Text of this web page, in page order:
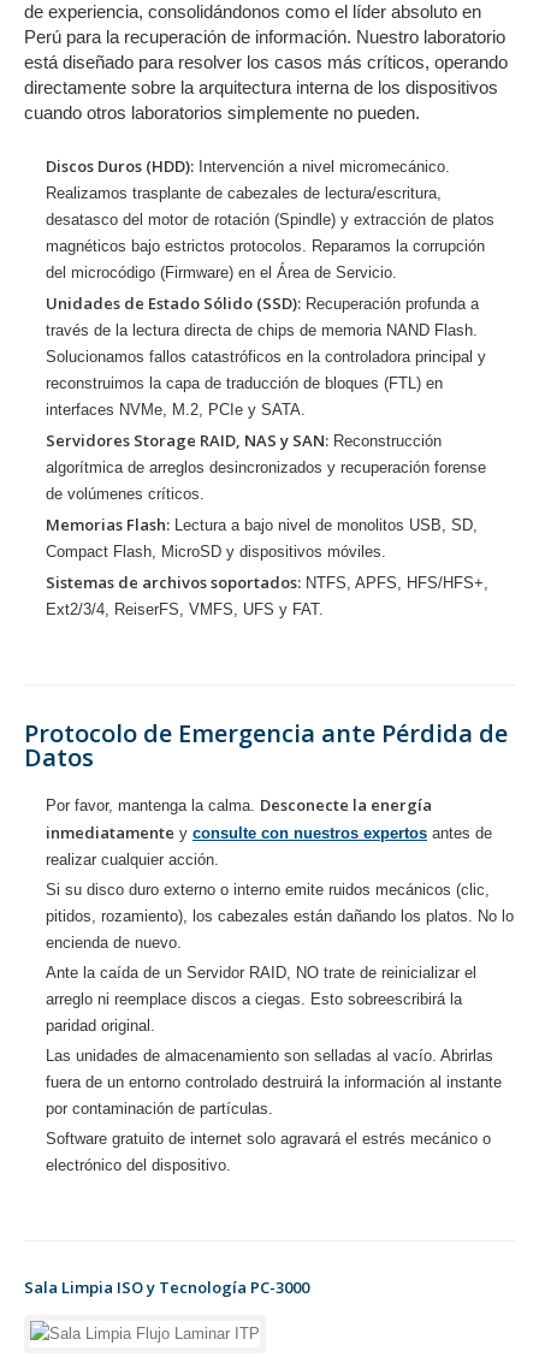
de experiencia, consolidándonos como el líder absoluto en
Perú para la recuperación de información. Nuestro laboratorio
está diseñado para resolver los casos más críticos, operando
directamente sobre la arquitectura interna de los dispositivos
cuando otros laboratorios simplemente no pueden.
Discos Duros (HDD): Intervención a nivel micromecánico.
Realizamos trasplante de cabezales de lectura/escritura,
desatasco del motor de rotación (Spindle) y extracción de platos
magnéticos bajo estrictos protocolos. Reparamos la corrupción
del microcódigo (Firmware) en el Área de Servicio.
Unidades de Estado Sólido (SSD): Recuperación profunda a
través de la lectura directa de chips de memoria NAND Flash.
Solucionamos fallos catastróficos en la controladora principal y
reconstruimos la capa de traducción de bloques (FTL) en
interfaces NVMe, M.2, PCIe y SATA.
Servidores Storage RAID, NAS y SAN: Reconstrucción
algorítmica de arreglos desincronizados y recuperación forense
de volúmenes críticos.
Memorias Flash: Lectura a bajo nivel de monolitos USB, SD,
Compact Flash, MicroSD y dispositivos móviles.
Sistemas de archivos soportados: NTFS, APFS, HFS/HFS+,
Ext2/3/4, ReiserFS, VMFS, UFS y FAT.
Protocolo de Emergencia ante Pérdida de
Datos
Por favor, mantenga la calma. Desconecte la energía
inmediatamente y consulte con nuestros expertos antes de
realizar cualquier acción.
Si su disco duro externo o interno emite ruidos mecánicos (clic,
pitidos, rozamiento), los cabezales están dañando los platos. No lo
encienda de nuevo.
Ante la caída de un Servidor RAID, NO trate de reinicializar el
arreglo ni reemplace discos a ciegas. Esto sobreescribirá la
paridad original.
Las unidades de almacenamiento son selladas al vacío. Abrirlas
fuera de un entorno controlado destruirá la información al instante
por contaminación de partículas.
Software gratuito de internet solo agravará el estrés mecánico o
electrónico del dispositivo.
Sala Limpia ISO y Tecnología PC-3000